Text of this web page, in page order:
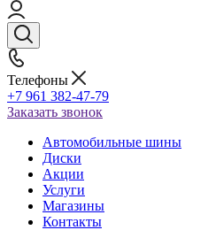
Телефоны
+7 961 382-47-79
Заказать звонок
Автомобильные шины
Диски
Акции
Услуги
Магазины
Контакты